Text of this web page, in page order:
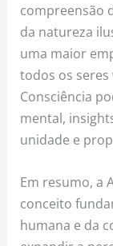
compreensão
da natureza
uma maior
todos os seres
Consciência
mental,
unidade e
Em resumo, a
conceito
humana e da